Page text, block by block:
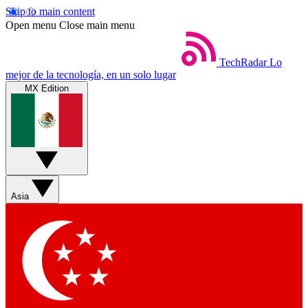
Skip to main content
Open menu Close main menu
TechRadar Lo
mejor de la tecnología, en un solo lugar
MX Edition
Asia